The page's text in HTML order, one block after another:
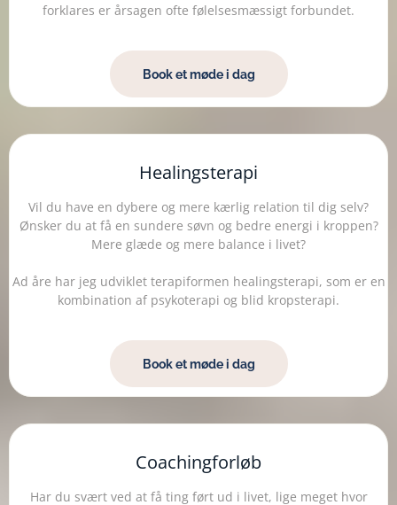
forklares er årsagen ofte følelsesmæssigt forbundet.
Book et møde i dag
Healingsterapi
Vil du have en dybere og mere kærlig relation til dig selv?
Ønsker du at få en sundere søvn og bedre energi i kroppen?
Mere glæde og mere balance i livet?
Ad åre har jeg udviklet terapiformen healingsterapi, som er en
kombination af psykoterapi og blid kropsterapi.
Book et møde i dag
Coachingforløb
Har du svært ved at få ting ført ud i livet, lige meget hvor